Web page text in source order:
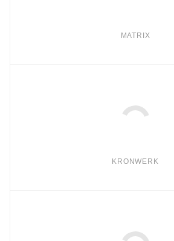
MATRIX
KRONWERK